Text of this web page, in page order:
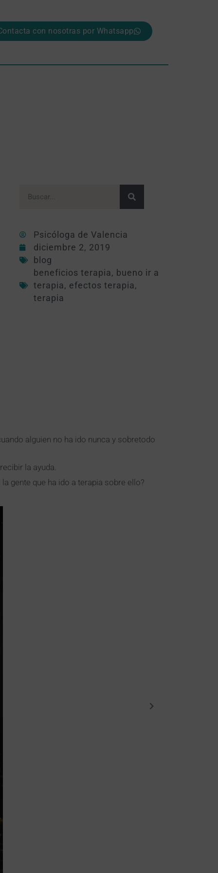
con nosotras por Whatsapp
Psicóloga de Valencia
diciembre 2, 2019
blog
beneficios terapia, bueno ir a
terapia, efectos terapia,
terapia
alguien no ha ido nunca y sobretodo
la ayuda.
gente que ha ido a terapia sobre ello?